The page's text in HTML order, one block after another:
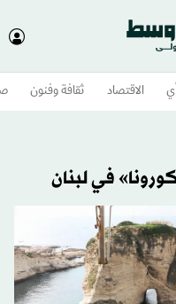
الاقتصاد ثقافة وفنون
في لبنان